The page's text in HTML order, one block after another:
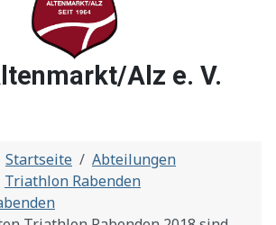
Alz e. V.
Startseite
Abteilungen
Triathlon Rabenden